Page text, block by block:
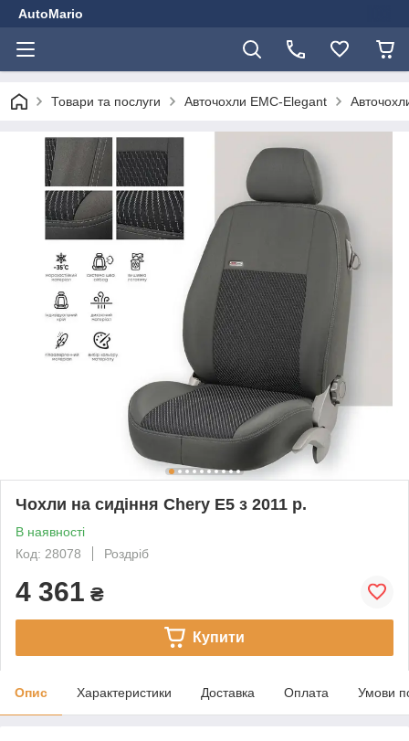
AutoMario
Товари та послуги Авточохли EMC-Elegant
Чохли на сидіння Chery Е5 з 2011 р.
В наявності
Код: 28078
Роздріб
4 361 ₴
Купити
Опис Характеристики Доставка Оплата Умови